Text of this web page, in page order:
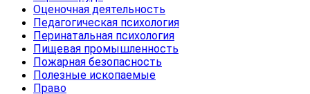
Оценочная деятельность
Педагогическая психология
Перинатальная психология
Пищевая промышленность
Пожарная безопасность
Полезные ископаемые
Право